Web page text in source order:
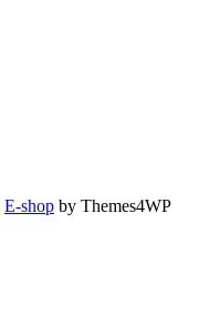
E-shop by Themes4WP